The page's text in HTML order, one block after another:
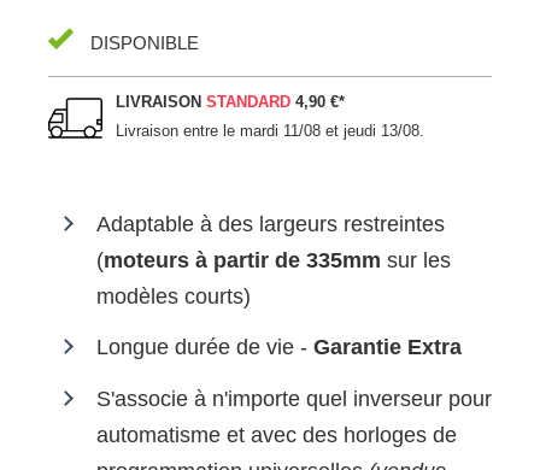
DISPONIBLE
LIVRAISONSTANDARD 4,90 €*
Livraison entre lemardi 11/08 et jeudi 13/08
Adaptable à des largeurs restreintes
(moteurs à partir de 335mm sur les
modèles courts)
Longue durée de vie - Garantie Extra
S'associe à n'importe quel inverseur pour
automatisme et avec des horloges de